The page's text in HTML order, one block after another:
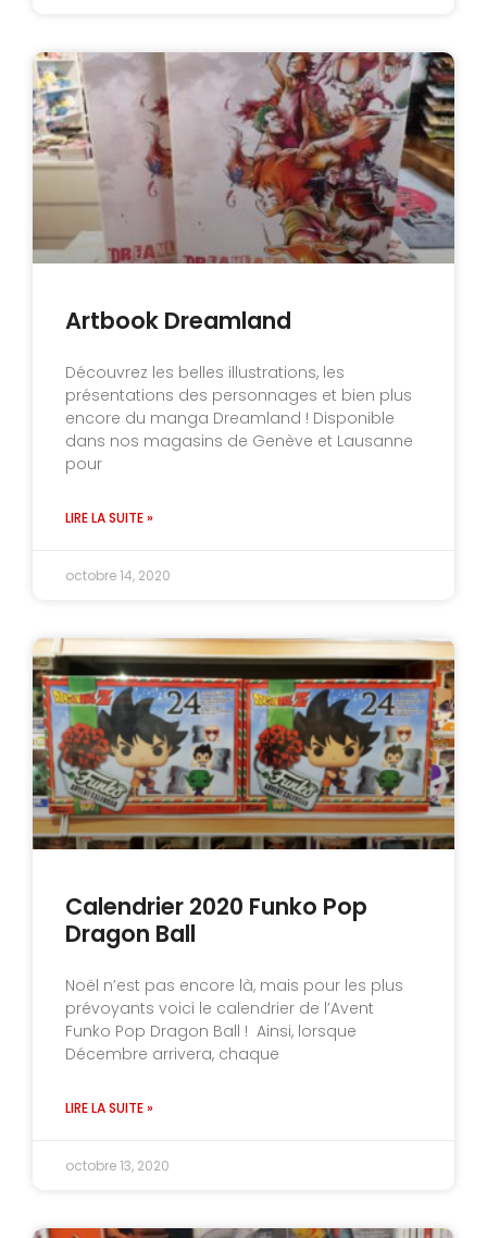
Artbook Dreamland
Découvrez les belles illustrations, les
présentations des personnages et bien plus
encore du manga Dreamland ! Disponible
dans nos magasins de Genève et Lausanne
pour
LIRE LA SUITE »
octobre 14, 2020
Calendrier 2020 Funko Pop
Dragon Ball
Noël n’est pas encore là, mais pour les plus
prévoyants voici le calendrier de l’Avent
Funko Pop Dragon Ball ! Ainsi, lorsque
Décembre arrivera, chaque
LIRE LA SUITE »
octobre 13, 2020